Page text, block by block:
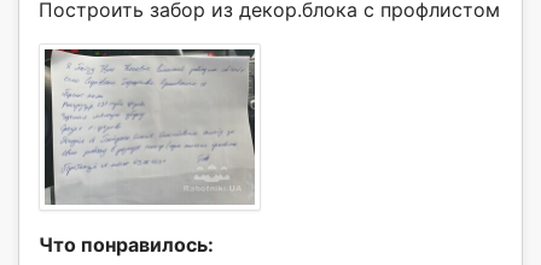
Построить забор из декор.блока с профлистом
Что понравилось: